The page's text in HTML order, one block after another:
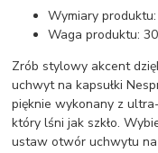
Wymiary
Waga produktu:
Zrób stylowy akcent
uchwyt na kapsułki
pięknie wykonany z
który lśni jak szkło.
ustaw otwór uchwytu na